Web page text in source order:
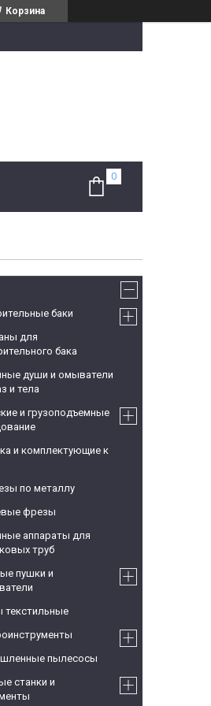
Корзина
баки
для
бака
души и омыватели
и тела
и грузоподъемные
и комплектующие к
по металлу
фрезы
аппараты для
труб
пушки и
текстильные
пылесосы
станки и